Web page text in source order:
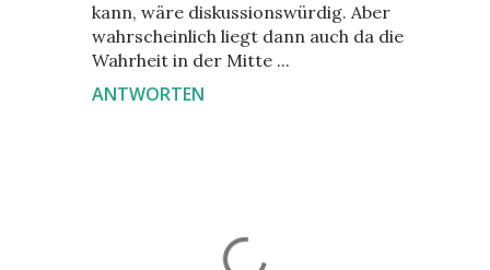
kann, wäre diskussionswürdig. Aber
wahrscheinlich liegt dann auch da die
Wahrheit in der Mitte ...
ANTWORTEN